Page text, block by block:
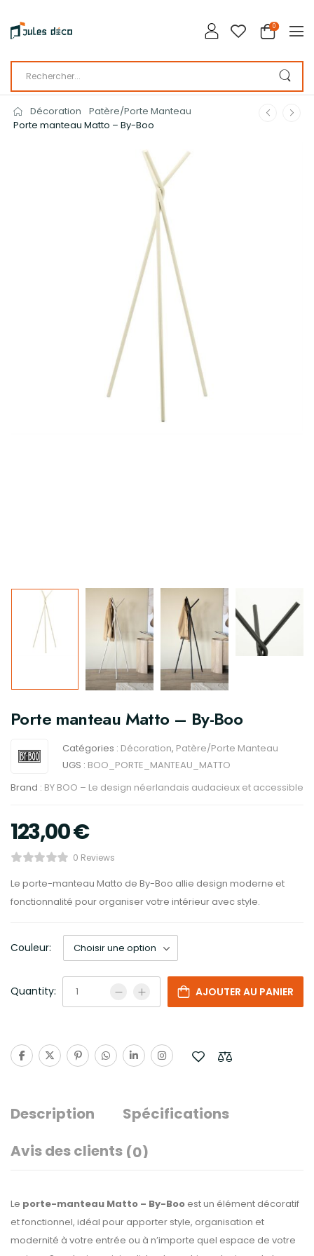
0
Décoration
Patère/Porte Manteau
Porte manteau Matto – By-Boo
Porte manteau Matto – By-Boo
Catégories : Décoration, Patère/Porte Manteau
UGS : BOO_PORTE_MANTEAU_MATTO
Brand : BY BOO – Le design néerlandais audacieux et accessible
123,00€
0 Reviews
Le porte-manteau Matto de By-Boo allie design moderne et
fonctionnalité pour organiser votre intérieur avec style.
Couleur:
Quantity: AJOUTER AU PANIER
Description
Spécifications
Avis des clients (0)
Le porte-manteau Matto – By-Boo est un élément décoratif
et fonctionnel, idéal pour apporter style, organisation et
modernité à votre entrée ou à n’importe quel espace de votre